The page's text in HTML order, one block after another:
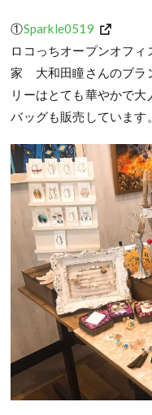
①Sparkle0519
ロコっちオープンオフ
家 大和田瞳さんのブラ
リーはとても華やかで
バッグも販売しています。